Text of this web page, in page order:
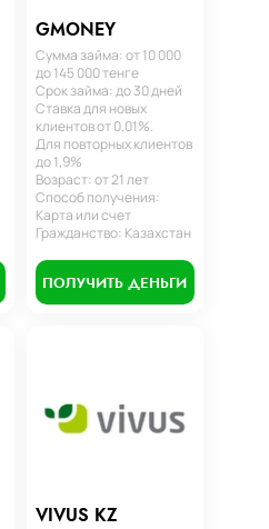
GMONEY
Сумма займа: от 10 000
до 145 000 тенге
Срок займа: до 30 дней
Ставка для новых
клиентов от 0,01%.
Для повторных клиентов
до 1,9%
Возраст: от 21 лет
Способ получения:
Карта или счет
Гражданство: Казахстан
ПОЛУЧИТЬ ДЕНЬГИ
VIVUS KZ